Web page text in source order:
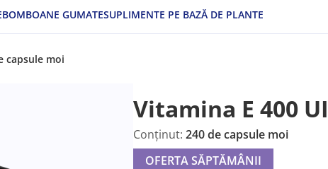
BOMBOANE GUMATESUPLIMENTE PE BAZĂ DE PLANTE
capsule moi
Vitamina E 400 UI
Conținut: 240 de capsule moi
OFERTA SĂPTĂMÂNII